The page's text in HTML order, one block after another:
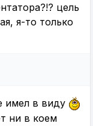
цель
я-то только
имел в виду
ни в коем